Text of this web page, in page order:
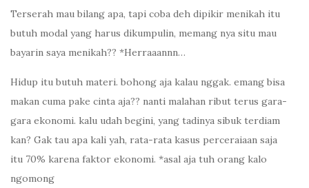
Terserah mau bilang apa, tapi coba deh dipikir menikah itu
butuh modal yang harus dikumpulin, memang nya situ mau
bayarin saya menikah?? *Herraaannn…
Hidup itu butuh materi. bohong aja kalau nggak. emang bisa
makan cuma pake cinta aja?? nanti malahan ribut terus gara-
gara ekonomi. kalu udah begini, yang tadinya sibuk terdiam
kan? Gak tau apa kali yah, rata-rata kasus perceraiaan saja
itu 70% karena faktor ekonomi. *asal aja tuh orang kalo
ngomong